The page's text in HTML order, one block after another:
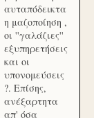
αυταπόδεικτα
η μαζοποίηση ,
οι ''γαλάζιες''
εξυπηρετήσεις
και οι
υπονομεύσεις
?. Επίσης,
ανέξαρτητα
απ' όσα